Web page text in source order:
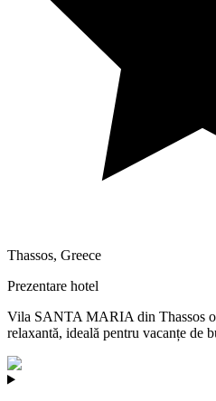
Thassos, Greece
Prezentare hotel
Vila SANTA MARIA din Thassos
relaxantă, ideală pentru vacanțe de